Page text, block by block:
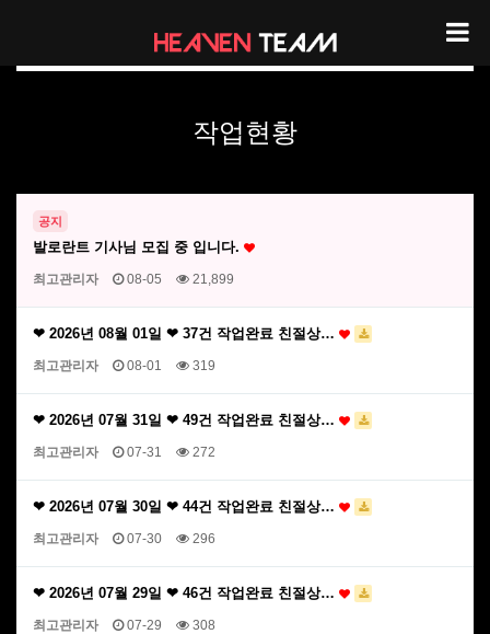
헤븐팀 작업현황
작업현황
공지
발로란트 기사님 모집 중 입니다.
최고관리자 08-05 21,899
❤ 2026년 08월 01일 ❤ 37건 작업완료 친절상…
최고관리자 08-01 319
❤ 2026년 07월 31일 ❤ 49건 작업완료 친절상…
최고관리자 07-31 272
❤ 2026년 07월 30일 ❤ 44건 작업완료 친절상…
최고관리자 07-30 296
❤ 2026년 07월 29일 ❤ 46건 작업완료 친절상…
최고관리자 07-29 308